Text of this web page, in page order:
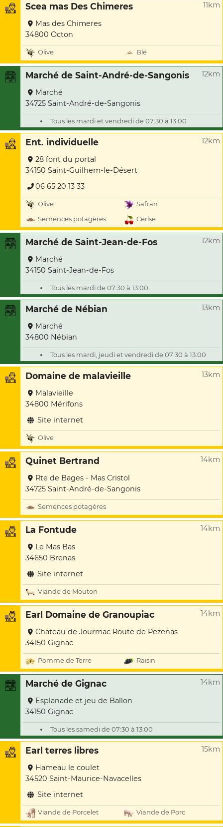
Scea mas Des Chimeres 11km
Mas des Chimeres
34800 Octon
Olive Blé
Marché de Saint-André-de-Sangonis 12km
Marché
34725 Saint-André-de-Sangonis
Tous les mardi et vendredi de 07:30 à 13:00
Ent. individuelle 12km
28 font du portal
34150 Saint-Guilhem-le-Désert
06 65 20 13 33
Olive
Safran
Semences potagères
Cerise
Marché de Saint-Jean-de-Fos 12km
Marché
34150 Saint-Jean-de-Fos
Tous les mardi de 07:30 à 13:00
Marché de Nébian 13km
Marché
34800 Nébian
Tous les mardi, jeudi et vendredi de 07:30 à 13:00
Domaine de malavieille 13km
Malavieille
34800 Mérifons
Site internet
Olive
Quinet Bertrand 14km
Rte de Bages - Mas Cristol
34725 Saint-André-de-Sangonis
Semences potagères
La Fontude 14km
Le Mas Bas
34650 Brenas
Site internet
Viande de Mouton
Earl Domaine de Granoupiac 14km
Chateau de Jourmac Route de Pezenas
34150 Gignac
Pomme de Terre Raisin
Marché de Gignac 14km
Esplanade et jeu de Ballon
34150 Gignac
Tous les samedi de 07:30 à 13:00
Earl terres libres 15km
Hameau le coulet
34520 Saint-Maurice-Navacelles
Site internet
Viande de Porcelet Viande de Porc